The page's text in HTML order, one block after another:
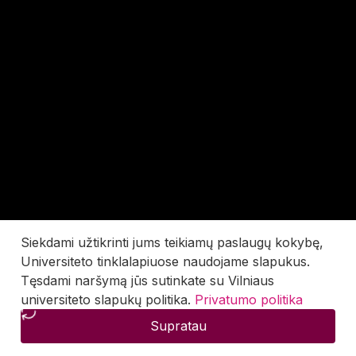
Siekdami užtikrinti jums teikiamų paslaugų kokybę,
Universiteto tinklalapiuose naudojame slapukus.
Tęsdami naršymą jūs sutinkate su Vilniaus
universiteto slapukų politika. Privatumo politika
Supratau